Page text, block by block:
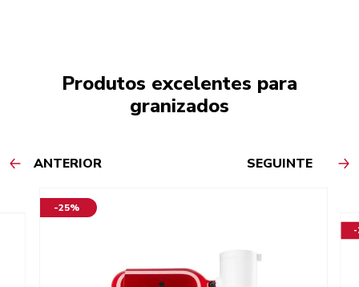
Produtos excelentes para
granizados
ANTERIOR SEGUINTE
-25%
-